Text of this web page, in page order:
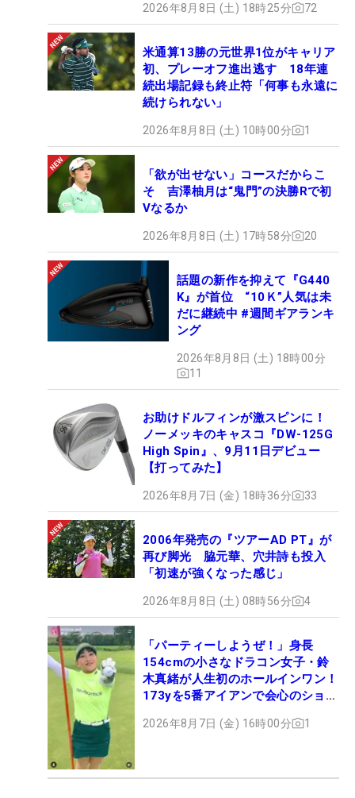
2026年8月8日 (土) 18時25分 72
米通算13勝の元世界1位がキャリア
初、プレーオフ進出逃す 18年連
続出場記録も終止符「何事も永遠に
続けられない」
2026年8月8日 (土) 10時00分 1
「欲が出せない」コースだからこ
そ 吉澤柚月は“鬼門”の決勝Rで初
Vなるか
2026年8月8日 (土) 17時58分 20
話題の新作を抑えて『G440
K』が首位 “10Ｋ”人気は未
だに継続中 #週間ギアランキ
ング
2026年8月8日 (土) 18時00分
11
お助けドルフィンが激スピンに！
ノーメッキのキャスコ『DW-125G
High Spin』、9月11日デビュー
【打ってみた】
2026年8月7日 (金) 18時36分 33
2006年発売の『ツアーAD PT』が
再び脚光 脇元華、穴井詩も投入
「初速が強くなった感じ」
2026年8月8日 (土) 08時56分 4
「パーティーしようぜ！」身長
154cmの小さなドラコン女子・鈴
木真緒が人生初のホールインワン！
173yを5番アイアンで会心のショッ
2026年8月7日 (金) 16時00分 1